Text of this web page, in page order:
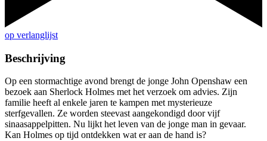
op verlanglijst
Beschrijving
Op een stormachtige avond brengt de jonge John Openshaw een
bezoek aan Sherlock Holmes met het verzoek om advies. Zijn
familie heeft al enkele jaren te kampen met mysterieuze
sterfgevallen. Ze worden steevast aangekondigd door vijf
sinaasappelpitten. Nu lijkt het leven van de jonge man in gevaar.
Kan Holmes op tijd ontdekken wat er aan de hand is?